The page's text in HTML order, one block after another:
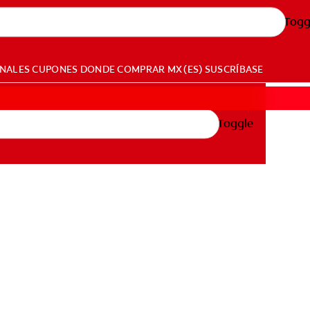
CUPONES DONDE COMPRAR MX (ES) SUSCRÍBASE
Toggle